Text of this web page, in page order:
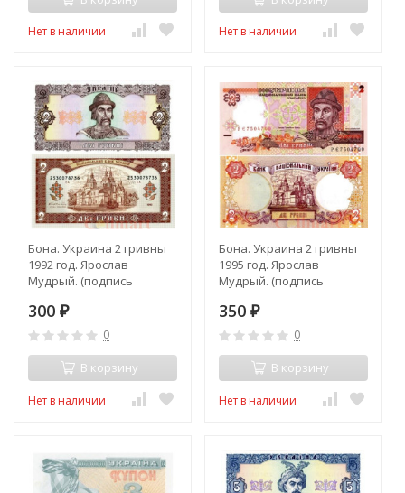
Нет в наличии Нет в наличии
Бона. Украина 2 гривны
1992 год. Ярослав
Мудрый. (подпись
300 ₽
0
В корзину
Нет в наличии
Бона. Украина 2 гривны
1995 год. Ярослав
Мудрый. (подпись
350 ₽
0
В корзину
Нет в наличии